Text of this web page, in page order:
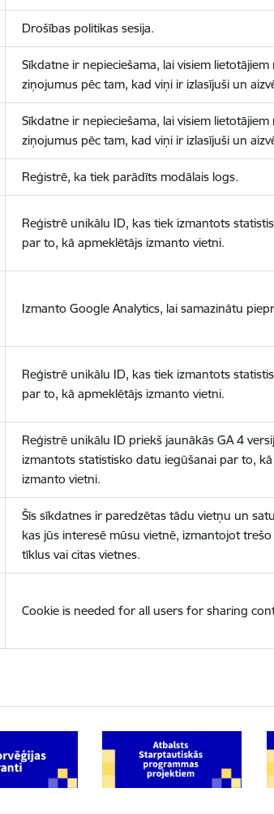
Drošības politikas sesija.
Sīkdatne ir nepieciešama, lai visiem
ziņojumus pēc tam, kad viņi ir izlasījuši un
Sīkdatne ir nepieciešama, lai visiem
ziņojumus pēc tam, kad viņi ir izlasījuši un
Reģistrē, ka tiek parādīts modālais logs.
Reģistrē unikālu ID, kas tiek izmantots
par to, kā apmeklētājs izmanto vietni.
Izmanto Google Analytics, lai samazinātu
Reģistrē unikālu ID, kas tiek izmantots
par to, kā apmeklētājs izmanto vietni.
Reģistrē unikālu ID priekš jaunākās GA 4
izmantots statistisko datu iegūšanai par to,
izmanto vietni.
Šīs sīkdatnes ir paredzētas tādu vietņu un
kas jūs interesē mūsu vietnē, izmantojot
tīklus vai citas vietnes.
Cookie is needed for all users for sharing